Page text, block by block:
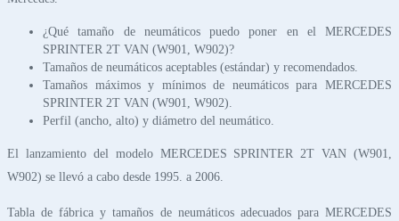
¿Qué tamaño de neumáticos puedo poner en el MERCEDES
SPRINTER 2T VAN (W901, W902)?
Tamaños de neumáticos aceptables (estándar) y recomendados.
Tamaños máximos y mínimos de neumáticos para MERCEDES
SPRINTER 2T VAN (W901, W902).
Perfil (ancho, alto) y diámetro del neumático.
El lanzamiento del modelo MERCEDES SPRINTER 2T VAN (W901,
W902) se llevó a cabo desde 1995. a 2006.
Tabla de fábrica y tamaños de neumáticos adecuados para MERCEDES